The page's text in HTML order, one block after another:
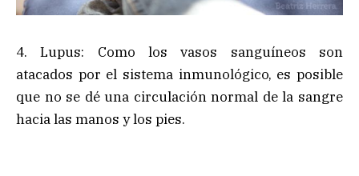
4. Lupus: Como los vasos sanguíneos son
atacados por el sistema inmunológico, es posible
que no se dé una circulación normal de la sangre
hacia las manos y los pies.